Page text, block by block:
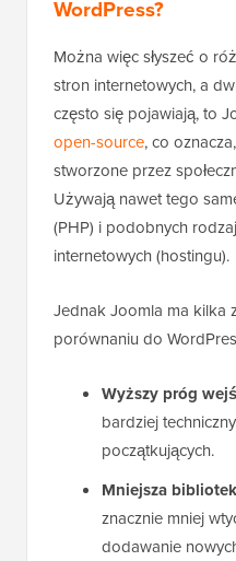
WordPress?
Można więc słyszeć o
stron internetowych, a
często się pojawiają, to
open-source, co
stworzone przez
Używają nawet tego
(PHP) i podobnych
internetowych (hostingu).
Jednak Joomla ma kilka
porównaniu do
Wyższy próg
bardziej
początkujących.
Mniejsza
znacznie mniej
dodawanie